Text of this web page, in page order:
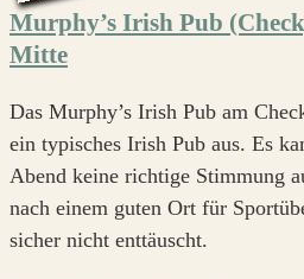
Murphy’s Irish Pub
Mitte
Das Murphy’s Irish Pub am
ein typisches Irish Pub aus. Es
Abend keine richtige Stimmung
nach einem guten Ort für
sicher nicht enttäuscht.